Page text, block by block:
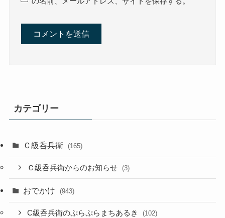
カテゴリー
Ｃ級呑兵衛 (165)
Ｃ級呑兵衛からのお知らせ (3)
おでかけ (943)
C級呑兵衛のぷらぷらまちあるき (102)